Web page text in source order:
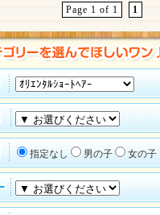
Page 1 of 1 1
指定なし 男の子 女の子